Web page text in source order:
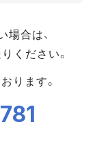
合は、
ください。
ります。